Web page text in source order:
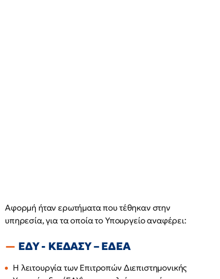
Αφορμή ήταν ερωτήματα που τέθηκαν στην
υπηρεσία, για τα οποία το Υπουργείο αναφέρει:
ΕΔΥ - ΚΕΔΑΣΥ – ΕΔΕΑ
Η λειτουργία των Επιτροπών Διεπιστημονικής